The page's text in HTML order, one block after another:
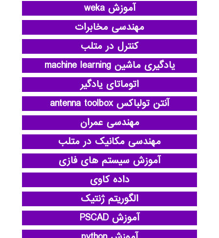
آموزش weka
مهندسی مخابرات
کنترل در متلب
یادگیری ماشین machine learning
اتوماتای یادگیر
آنتن تولباکس antenna toolbox
مهندسی عمران
مهندسی مکانیک در متلب
آموزش سیستم های فازی
داده کاوی
الگوریتم ژنتیک
آموزش PSCAD